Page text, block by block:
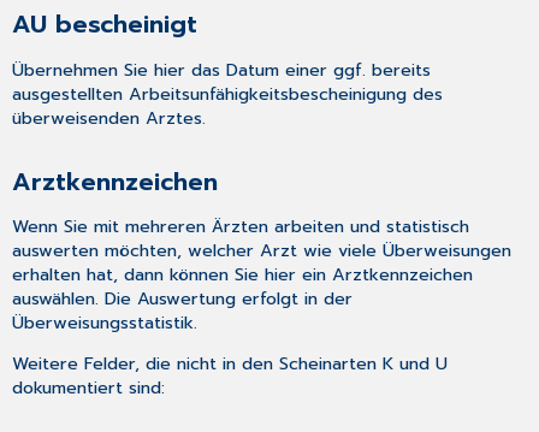
AU bescheinigt
Übernehmen Sie hier das Datum einer ggf. bereits
ausgestellten Arbeitsunfähigkeitsbescheinigung des
überweisenden Arztes.
Arztkennzeichen
Wenn Sie mit mehreren Ärzten arbeiten und statistisch
auswerten möchten, welcher Arzt wie viele Überweisungen
erhalten hat, dann können Sie hier ein Arztkennzeichen
auswählen. Die Auswertung erfolgt in der
Überweisungsstatistik.
Weitere Felder, die nicht in den Scheinarten K und U
dokumentiert sind: